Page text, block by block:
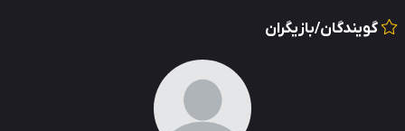
گویندگان/بازیگران